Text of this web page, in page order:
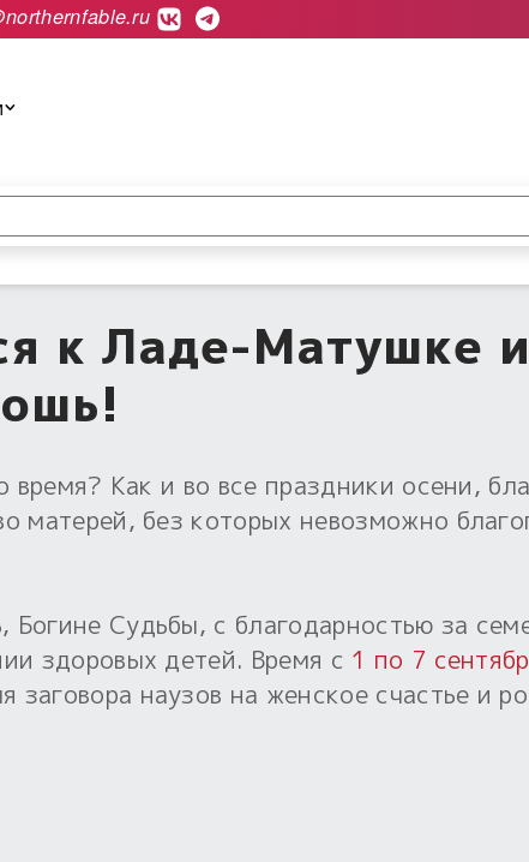
к Ладе-Матушке
Как и во все праздники осени,
без которых невозможно
Судьбы, с благодарностью за
здоровых детей. Время с 1 по 7
заговора наузов на женское счастье и